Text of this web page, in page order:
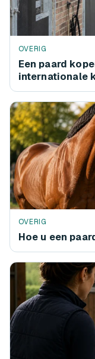
OVERIG
Een paard
internationale
OVERIG
Hoe u een